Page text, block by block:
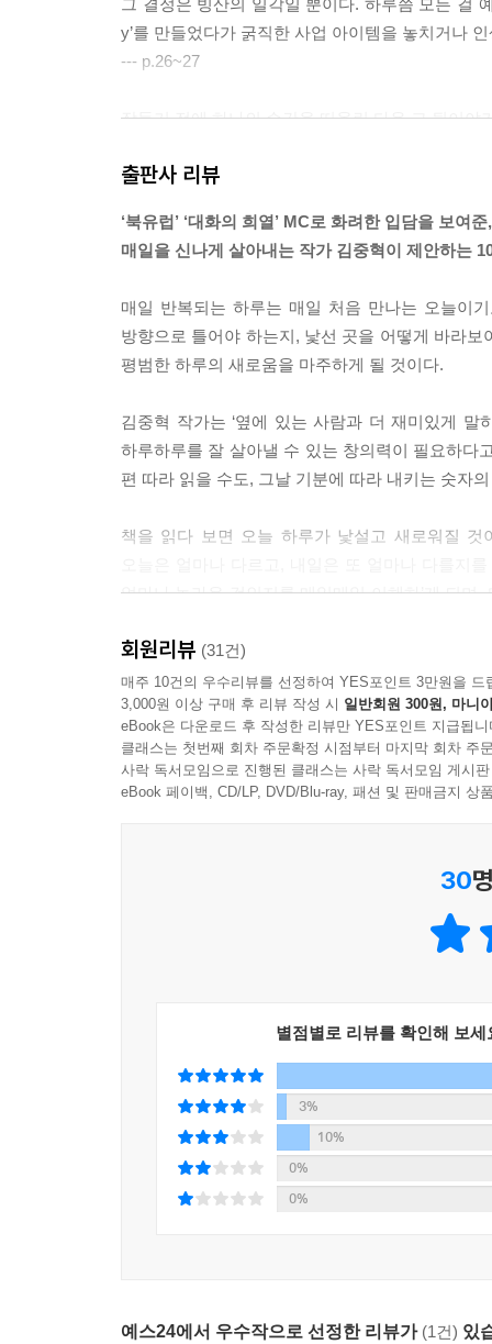
그 결정은 빙산의 일각일 뿐이다. 하루쯤 모든 걸
y’를 만들었다가 굵직한 사업 아이템을 놓치거나
--- p.26~27
잠들기 전에 하나의 순간을 떠올린 다음 그 뒷이야
리로 ‘그 인간’을 불러내자. 우선 자신이 가장 통
--- p.99~100
어떤 주제로 글을 쓰려면 거기에 내려가 봐야 한
쓰려면 지하 8층에 뭐가 살고 있는지 가 봐야 한
않았는지, 내려가 봐야 한다. 거기에서 맞닥뜨린
--- p.162
하루 종일 반대쪽 손으로 살아 보자
오른손잡이라면 왼손만으로 하루를 살아 보자. 왼
--- p.196
출판사 리뷰
‘북유럽’ ‘대화의 희열’ MC로 화려한 입담을 보여준,
매일을 신나게 살아내는 작가 김중혁이 제안하는
매일 반복되는 하루는 매일 처음 만나는 오늘이
방향으로 틀어야 하는지, 낯선 곳을 어떻게 바라
평범한 하루의 새로움을 마주하게 될 것이다.
김중혁 작가는 ‘옆에 있는 사람과 더 재미있게
하루하루를 잘 살아낼 수 있는 창의력이 필요하다
편 따라 읽을 수도, 그날 기분에 따라 내키는 숫자
책을 읽다 보면 오늘 하루가 낯설고 새로워질
얼마나 놀라운 것인지를 매일매일 이해하’게 되
회원리뷰 (31건)
매주 10건의 우수리뷰를 선정하여 YES포인트 3만원을 드
3,000원 이상 구매 후 리뷰 작성 시 일반회원 300원, 마니
eBook은 다운로드 후 작성한 리뷰만 YES포인트 지급됩니
클래스는 첫번째 회차 주문확정 시점부터 마지막 회차 주
사락 독서모임으로 진행된 클래스는 사락 독서모임 게시
eBook 페이백, CD/LP, DVD/Blu-ray, 패션 및 판매금지 상
30
별점별로 리뷰를 확인해 보세
3%
10%
0%
0%
예스24에서 우수작으로 선정한 리뷰가 (1건) 있